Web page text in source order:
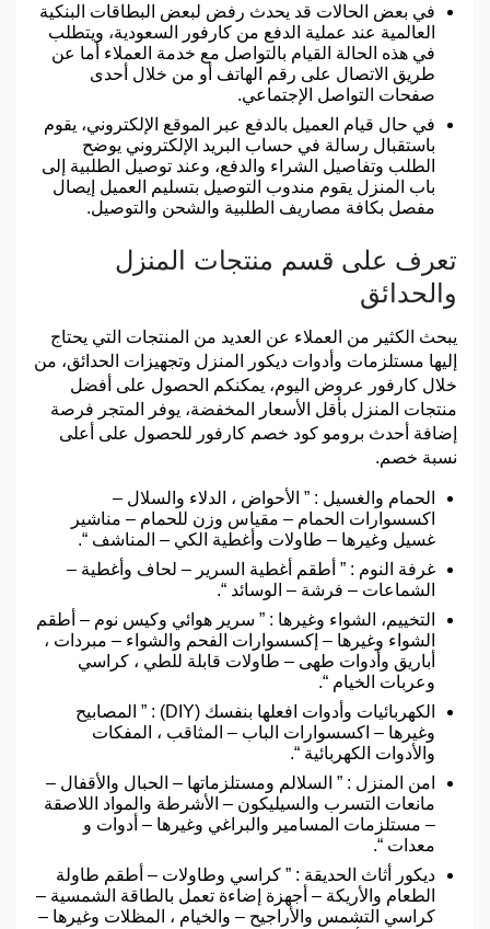
في بعض الحالات قد يحدث رفض لبعض البطاقات البنكية
العالمية عند عملية الدفع من كارفور السعودية، ويتطلب
في هذه الحالة القيام بالتواصل مع خدمة العملاء أما عن
طريق الاتصال على رقم الهاتف أو من خلال أحدى
صفحات التواصل الإجتماعي.
في حال قيام العميل بالدفع عبر الموقع الإلكتروني، يقوم
باستقبال رسالة في حساب البريد الإلكتروني يوضح
الطلب وتفاصيل الشراء والدفع، وعند توصيل الطلبية إلى
باب المنزل يقوم مندوب التوصيل بتسليم العميل إيصال
مفصل بكافة مصاريف الطلبية والشحن والتوصيل.
تعرف على قسم منتجات المنزل
والحدائق
يبحث الكثير من العملاء عن العديد من المنتجات التي يحتاج
إليها مستلزمات وأدوات ديكور المنزل وتجهيزات الحدائق، من
خلال كارفور عروض اليوم، يمكنكم الحصول على أفضل
منتجات المنزل بأقل الأسعار المخفضة، يوفر المتجر فرصة
إضافة أحدث برومو كود خصم كارفور للحصول على أعلى
نسبة خصم.
الحمام والغسيل : ” الأحواض ، الدلاء والسلال –
اكسسوارات الحمام – مقياس وزن للحمام – مناشير
غسيل وغيرها – طاولات وأغطية الكي – المناشف “.
غرفة النوم : ” أطقم أغطية السرير – لحاف وأغطية –
الشماعات – فرشة – الوسائد “.
التخييم، الشواء وغيرها : ” سرير هوائي وكيس نوم – أطقم
الشواء وغيرها – إكسسوارات الفحم والشواء – مبردات ،
أباريق وأدوات طهى – طاولات قابلة للطي ، كراسي
وعربات الخيام “.
الكهربائيات وأدوات افعلها بنفسك (DIY) : ” المصابيح
وغيرها – اكسسوارات الباب – المثاقب ، المفكات
والأدوات الكهربائية “.
امن المنزل : ” السلالم ومستلزماتها – الحبال والأقفال –
مانعات التسرب والسيليكون – الأشرطة والمواد اللاصقة
– مستلزمات المسامير والبراغي وغيرها – أدوات و
معدات “.
ديكور أثاث الحديقة : ” كراسي وطاولات – أطقم طاولة
الطعام والأريكة – أجهزة إضاءة تعمل بالطاقة الشمسية –
كراسي التشمس والأراجيح – والخيام ، المظلات وغيرها –